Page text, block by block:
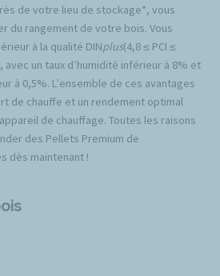
de votre lieu de stockage*, vous
du rangement de votre bois. Vous
à la qualité DINplus(4,8 ≤ PCI ≤
avec un taux d’humidité inférieur à 8% et
à 0,5%. L’ensemble de ces avantages
de chauffe et un rendement optimal
de chauffage. Toutes les raisons
des Pellets Premium de
dès maintenant !